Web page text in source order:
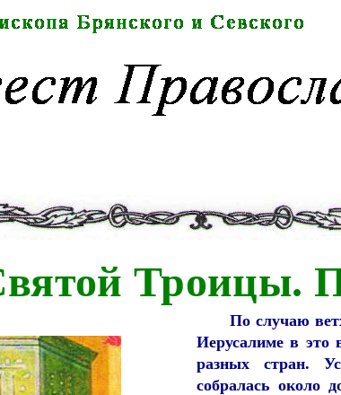
Троицы.
По случаю
Иерусалиме в это
разных стран.
собралась около